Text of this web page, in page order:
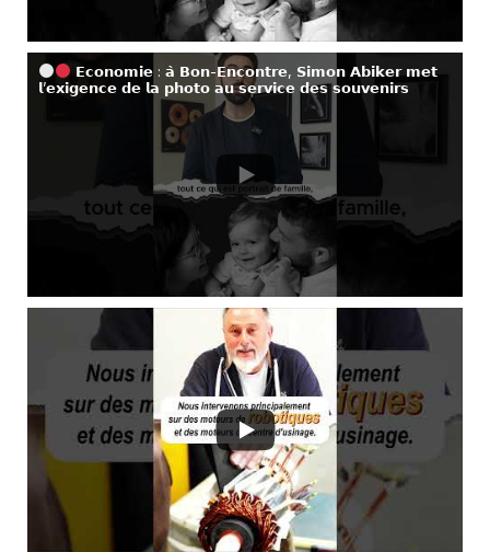
𝗘𝗰𝗼𝗻𝗼𝗺𝗶𝗲 : 𝗮̀ 𝗕𝗼𝗻-𝗘𝗻𝗰𝗼𝗻𝘁𝗿𝗲, 𝗦𝗶𝗺𝗼𝗻 𝗔𝗯𝗶𝗸𝗲𝗿 𝗺𝗲𝘁
𝗹’𝗲𝘅𝗶𝗴𝗲𝗻𝗰𝗲 𝗱𝗲 𝗹𝗮 𝗽𝗵𝗼𝘁𝗼 𝗮𝘂 𝘀𝗲𝗿𝘃𝗶𝗰𝗲 𝗱𝗲𝘀 𝘀𝗼𝘂𝘃𝗲𝗻𝗶𝗿𝘀